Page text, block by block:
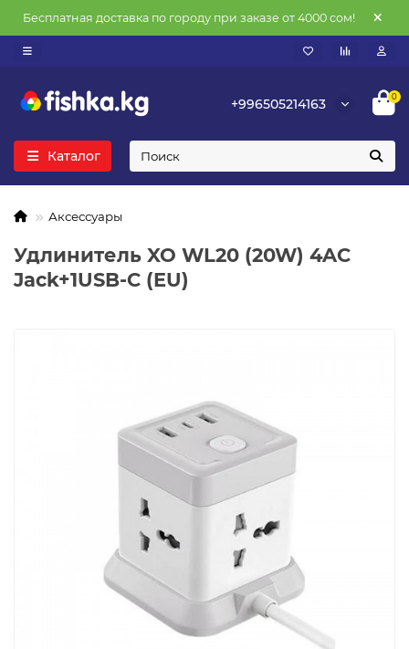
Бесплатная доставка по городу при заказе от 4000 сом!
+996505214163 0
Каталог
Аксессуары
Удлинитель XO WL20 (20W) 4AC
Jack+1USB-C (EU)